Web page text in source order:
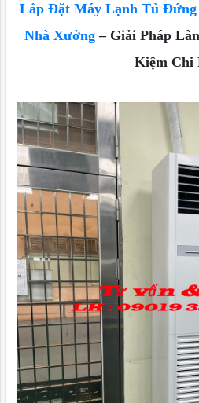
Lắp Đặt Máy Lạnh Tủ Đứng
Nhà Xưởng– Giải Pháp
Kiệm Chi